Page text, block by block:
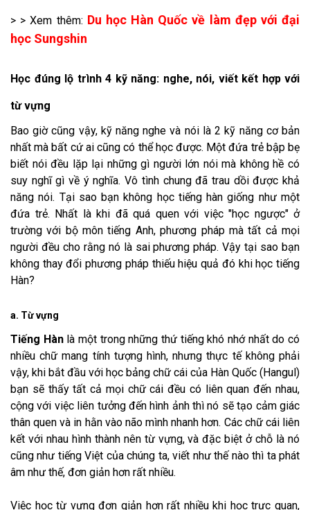
> > Xem thêm: Du học Hàn Quốc về làm đẹp với đại
học Sungshin
Học đúng lộ trình 4 kỹ năng: nghe, nói, viết kết hợp với
từ vựng
Bao giờ cũng vậy, kỹ năng nghe và nói là 2 kỹ năng cơ bản
nhất mà bất cứ ai cũng có thể học được. Một đứa trẻ bập bẹ
biết nói đều lặp lại những gì người lớn nói mà không hề có
suy nghĩ gì về ý nghĩa. Vô tình chung đã trau dồi được khả
năng nói. Tại sao bạn không học tiếng hàn giống như một
đứa trẻ. Nhất là khi đã quá quen với việc "học ngược" ở
trường với bộ môn tiếng Anh, phương pháp mà tất cả mọi
người đều cho rằng nó là sai phương pháp. Vậy tại sao bạn
không thay đổi phương pháp thiếu hiệu quả đó khi học tiếng
Hàn?
a. Từ vựng
Tiếng Hànlà một trong những thứ tiếng khó nhớ nhất do có
nhiều chữ mang tính tượng hình, nhưng thực tế không phải
vậy, khi bắt đầu với học bảng chữ cái của Hàn Quốc (Hangul)
bạn sẽ thấy tất cả mọi chữ cái đều có liên quan đến nhau,
cộng với việc liên tưởng đến hình ảnh thì nó sẽ tạo cảm giác
thân quen và in hằn vào não mình nhanh hơn. Các chữ cái liên
kết với nhau hình thành nên từ vựng, và đặc biệt ở chỗ là nó
cũng như tiếng Việt của chúng ta, viết như thế nào thì ta phát
âm như thế, đơn giản hơn rất nhiều.
Việc học từ vựng đơn giản hơn rất nhiều khi học trực quan,